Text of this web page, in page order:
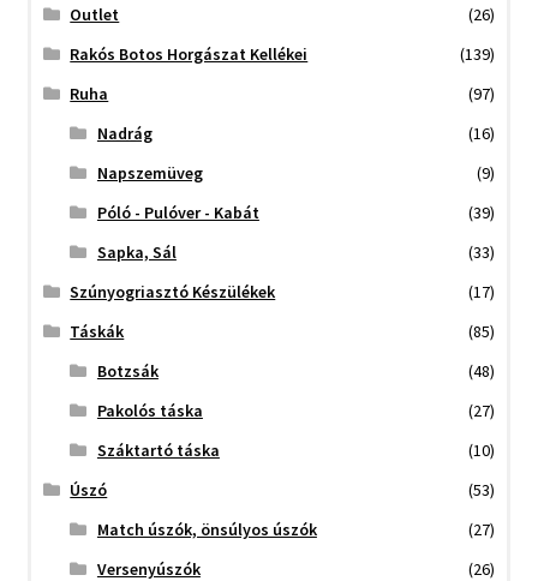
Outlet
(26)
Rakós Botos Horgászat Kellékei
(139)
Ruha
(97)
Nadrág
(16)
Napszemüveg
(9)
Póló - Pulóver - Kabát
(39)
Sapka, Sál
(33)
Szúnyogriasztó Készülékek
(17)
Táskák
(85)
Botzsák
(48)
Pakolós táska
(27)
Száktartó táska
(10)
Úszó
(53)
Match úszók, önsúlyos úszók
(27)
Versenyúszók
(26)